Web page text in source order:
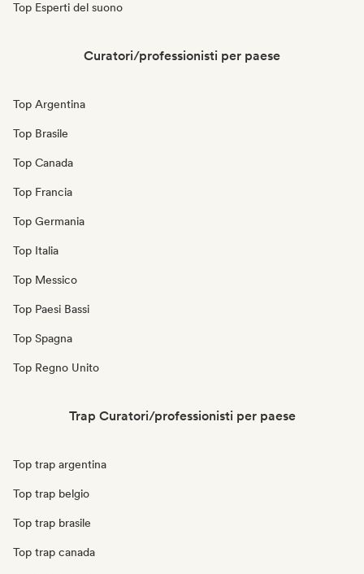
Top Esperti del suono
Curatori/professionisti per paese
Top Argentina
Top Brasile
Top Canada
Top Francia
Top Germania
Top Italia
Top Messico
Top Paesi Bassi
Top Spagna
Top Regno Unito
Trap Curatori/professionisti per paese
Top trap argentina
Top trap belgio
Top trap brasile
Top trap canada